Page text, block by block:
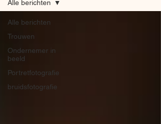
Alle berichten
Trouwen
Ondernemer in
beeld
Portretfotografie
bruidsfotografie
Alle berichten